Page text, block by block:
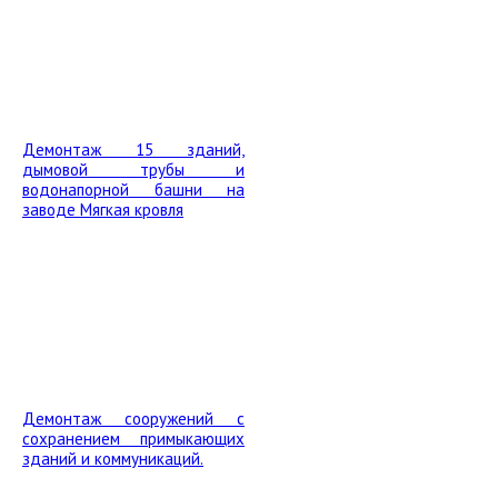
Демонтаж 15 зданий,
дымовой трубы и
водонапорной башни на
заводе Мягкая кровля
Демонтаж сооружений с
сохранением примыкающих
зданий и коммуникаций.